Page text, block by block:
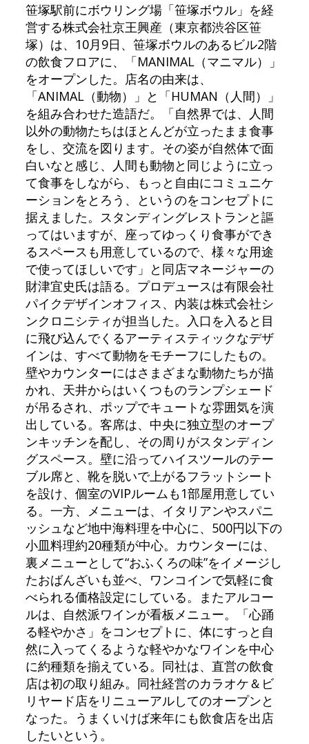
笹塚駅前にボウリング場「笹塚ボウル」を経
営する株式会社京王興産（東京都渋谷区笹
塚）は、10月9日、笹塚ボウルのあるビル2階
の飲食フロアに、「MANIMAL（マニマル）」
をオープンした。店名の由来は、
「ANIMAL（動物）」と「HUMAN（人間）」
を組み合わせた造語だ。「自然界では、人間
以外の動物たちはほとんどが立ったまま食事
をし、交流を図ります。その姿が自然体で面
白いなと感じ、人間も動物と同じように立っ
て食事をしながら、もっと自由にコミュニケ
ーションをとろう、というのをコンセプトに
据えました。スタンディングレストランと謳
ってはいますが、座ってゆっくり食事ができ
るスペースも用意しているので、様々な用途
で使ってほしいです」と同店マネージャーの
財津宜史氏は語る。プロデュースは有限会社
パイクデザインオフィス、内装は株式会社シ
ンクロニシティが担当した。入口を入ると目
に飛び込んでくるアーティスティックなデザ
インは、すべて動物をモチーフにしたもの。
壁やカウンターにはさまざまな動物たちが描
かれ、天井からはいくつものランプシェード
が吊るされ、ポップでキュートな雰囲気を演
出している。客席は、中央に独立型のオープ
ンキッチンを配し、その周りがスタンディン
グスペース。壁に沿ってハイスツールのテー
ブル席と、靴を脱いで上がるフラットシート
を設け、個室のVIPルームも1部屋用意してい
る。一方、メニューは、イタリアンやスパニ
ッシュなど地中海料理を中心に、500円以下の
小皿料理約20種類が中心。カウンターには、
裏メニューとして“おふくろの味”をイメージし
たおばんざいも並べ、ワンコインで気軽に食
べられる価格設定にしている。またアルコー
ルは、自然派ワインが看板メニュー。「心踊
る軽やかさ」をコンセプトに、体にすっと自
然に入ってくるような軽やかなワインを中心
に約種類を揃えている。同社は、直営の飲食
店は初の取り組み。同社経営のカラオケ＆ビ
リヤード店をリニューアルしてのオープンと
なった。うまくいけば来年にも飲食店を出店
したいという。